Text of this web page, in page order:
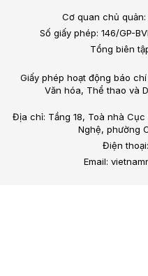
Cơ quan chủ
Số giấy phép: 146/GP-
Tổng biên
Giấy phép hoạt động báo
Văn hóa, Thể thao và
Địa chỉ: Tầng 18, Toà nhà
Nghệ, phường
Điện
Email: